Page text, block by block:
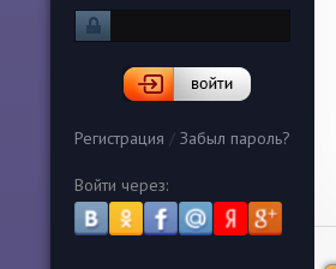
Регистрация / Забыл пароль?
Войти через: